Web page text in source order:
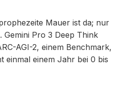
Mauer ist da; nur
Gemini Pro 3 Deep Think
AGI-2, einem Benchmark,
einmal einem Jahr bei 0 bis